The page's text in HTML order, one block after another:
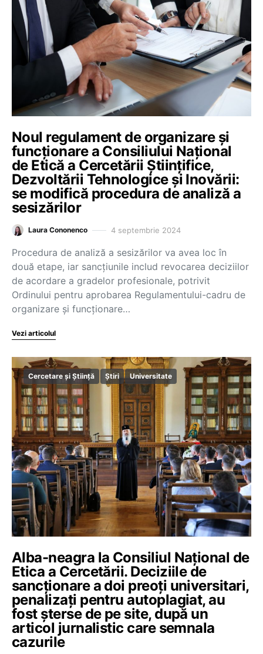
Noul regulament de organizare și
funcționare a Consiliului Național
de Etică a Cercetării Științifice,
Dezvoltării Tehnologice și Inovării:
se modifică procedura de analiză a
sesizărilor
Laura Cononenco 4 septembrie 2024
Procedura de analiză a sesizărilor va avea loc în
două etape, iar sancțiunile includ revocarea deciziilor
de acordare a gradelor profesionale, potrivit
Ordinului pentru aprobarea Regulamentului-cadru de
organizare și funcționare…
Vezi articolul
Cercetare și Știință Știri Universitate
Alba-neagra la Consiliul Național de
Etica a Cercetării. Deciziile de
sancționare a doi preoți universitari,
penalizați pentru autoplagiat, au
fost șterse de pe site, după un
articol jurnalistic care semnala
cazurile